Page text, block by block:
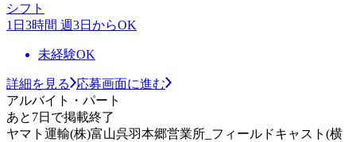
シフト
1日3時間 週3日からOK
未経験OK
詳細を見る
応募画面に進む
アルバイト・パート
あと7日で掲載終了
ヤマト運輸(株)富山呉羽本郷営業所_フィールドキャスト(横